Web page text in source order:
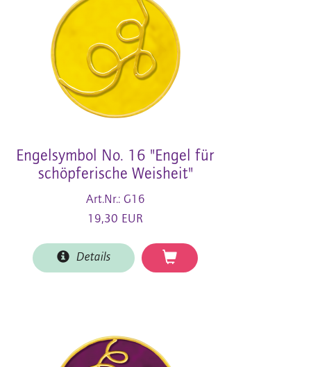
Engelsymbol No. 16 "Engel für
schöpferische Weisheit"
Art.Nr.: G16
19,30 EUR
Details